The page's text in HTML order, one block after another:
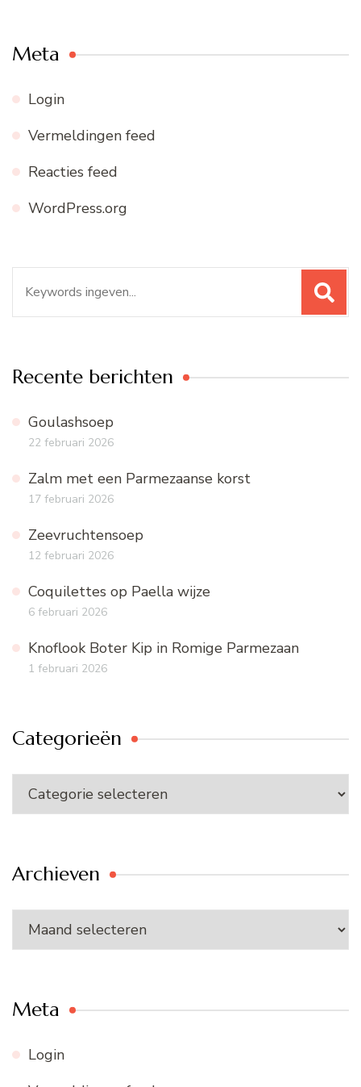
Meta
Login
Vermeldingen feed
Reacties feed
WordPress.org
naar:
Recente berichten
Goulashsoep
22 februari 2026
Zalm met een Parmezaanse korst
17 februari 2026
Zeevruchtensoep
12 februari 2026
Coquilettes op Paella wijze
6 februari 2026
Knoflook Boter Kip in Romige Parmezaan
1 februari 2026
Categorieën
Categorieën
Archieven
Archieven
Meta
Login